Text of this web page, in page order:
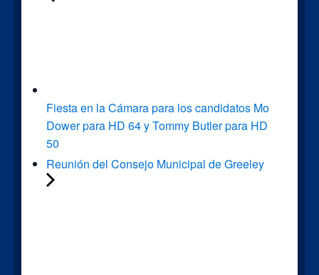
Fiesta en la Cámara para los candidatos Mo
Dower para HD 64 y Tommy Butler para HD
50
Reunión del Consejo Municipal de Greeley